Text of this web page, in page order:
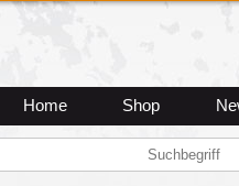
Home Shop